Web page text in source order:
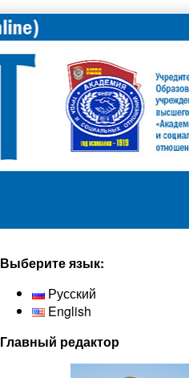
Secondary
Sidebar
Выберите язык:
Русский
English
Главный редактор